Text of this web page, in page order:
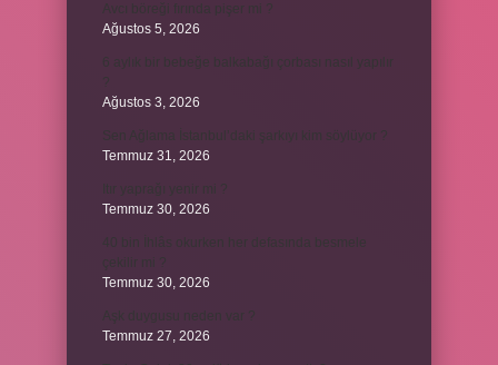
Avcı böreği fırında pişer mi ?
Ağustos 5, 2026
6 aylık bir bebeğe balkabağı çorbası nasıl yapılır
?
Ağustos 3, 2026
Sen Ağlama İstanbul’daki şarkıyı kim söylüyor ?
Temmuz 31, 2026
Itır yaprağı yenir mi ?
Temmuz 30, 2026
40 bin İhlâs okurken her defasında besmele
Temmuz 30, 2026
Temmuz 27, 2026